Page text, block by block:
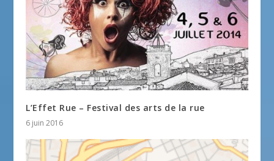
L’Effet Rue – Festival des arts de la rue
6 juin 2016